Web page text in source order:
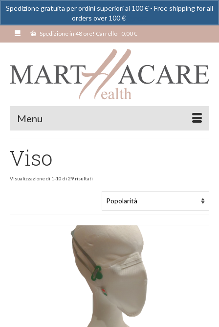
Spedizione in 48 ore! Carrello- 0,00€
Menu
Viso
Visualizzazione di 1-10 di 29 risultati
Spedizione gratuita per ordini superiori ai 100 € - Free shipping for all
orders over 100 €